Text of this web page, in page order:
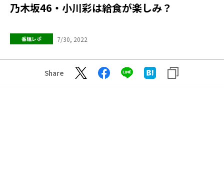
乃木坂46・小川彩は給食が楽しみ？
番組レポ 7/30, 2022
Share